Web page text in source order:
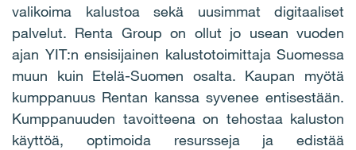
valikoima kalustoa sekä uusimmat digitaaliset
palvelut. Renta Group on ollut jo usean vuoden
ajan YIT:n ensisijainen kalustotoimittaja Suomessa
muun kuin Etelä-Suomen osalta. Kaupan myötä
kumppanuus Rentan kanssa syvenee entisestään.
Kumppanuuden tavoitteena on tehostaa kaluston
käyttöä, optimoida resursseja ja edistää